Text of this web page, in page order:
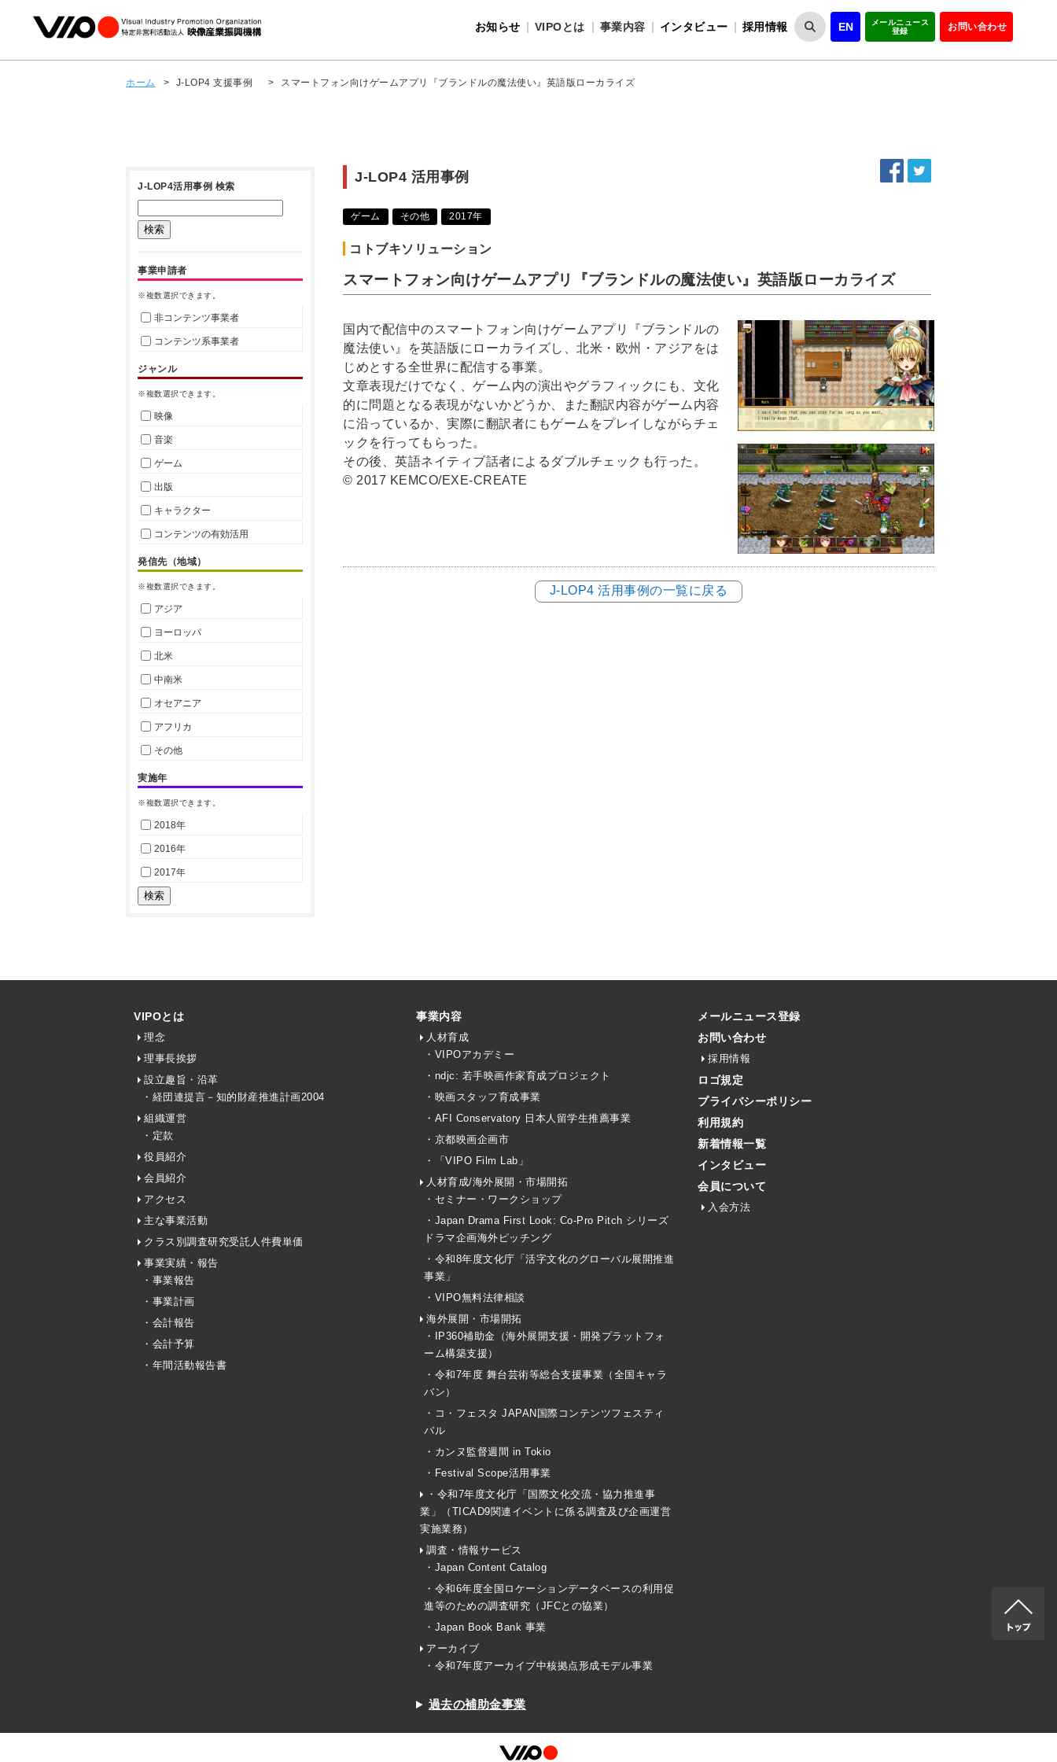
お知らせ VIPOとは
VIPOとは
事業内容
インタビュー 採用情報 EN
メールニュース
登録
お問い合わせ
ホーム > J-LOP4 支援事例 > スマートフォン向けゲームアプリ『ブランドルの魔法使い』英語版ローカライズ
J-LOP4 活用事例
ゲーム その他 2017年
コトブキソリューション
スマートフォン向けゲームアプリ『ブランドルの魔法使い』英語版ローカライズ
国内で配信中のスマートフォン向けゲームアプリ『ブランドルの
魔法使い』を英語版にローカライズし、北米・欧州・アジアをは
じめとする全世界に配信する事業。
文章表現だけでなく、ゲーム内の演出やグラフィックにも、文化
的に問題となる表現がないかどうか、また翻訳内容がゲーム内容
に沿っているか、実際に翻訳者にもゲームをプレイしながらチェ
ックを行ってもらった。
その後、英語ネイティブ話者によるダブルチェックも行った。
© 2017 KEMCO/EXE-CREATE
J-LOP4 活用事例の一覧に戻る
J-LOP4活用事例 検索
事業申請者
※複数選択できます。
非コンテンツ事業者
コンテンツ系事業者
ジャンル
※複数選択できます。
映像
音楽
ゲーム
出版
キャラクター
コンテンツの有効活用
発信先（地域）
※複数選択できます。
アジア
ヨーロッパ
北米
中南米
オセアニア
アフリカ
その他
実施年
※複数選択できます。
2018年
2016年
2017年
VIPOとは
理念
理事長挨拶
設立趣旨・沿革
・経団連提言－知的財産推進計画2004
組織運営
・定款
役員紹介
会員紹介
アクセス
主な事業活動
クラス別調査研究受託人件費単価
事業実績・報告
・事業報告
・事業計画
・会計報告
・会計予算
・年間活動報告書
事業内容
人材育成
・VIPOアカデミー
・ndjc: 若手映画作家育成プロジェクト
・映画スタッフ育成事業
・AFI Conservatory 日本人留学生推薦事業
・京都映画企画市
・「VIPO Film Lab」
人材育成/海外展開・市場開拓
・セミナー・ワークショップ
・Japan Drama First Look: Co-Pro Pitch シリーズ
ドラマ企画海外ピッチング
・令和8年度文化庁「活字文化のグローバル展開推進
事業」
・VIPO無料法律相談
海外展開・市場開拓
・IP360補助金（海外展開支援・開発プラットフォ
ーム構築支援）
・令和7年度 舞台芸術等総合支援事業（全国キャラ
バン）
・コ・フェスタ JAPAN国際コンテンツフェスティ
バル
・カンヌ監督週間 in Tokio
・Festival Scope活用事業
・令和7年度文化庁「国際文化交流・協力推進事
業」（TICAD9関連イベントに係る調査及び企画運営
実施業務）
調査・情報サービス
・Japan Content Catalog
・令和6年度全国ロケーションデータベースの利用促
進等のための調査研究（JFCとの協業）
・Japan Book Bank 事業
アーカイブ
・令和7年度アーカイブ中核拠点形成モデル事業
過去の補助金事業
メールニュース登録
お問い合わせ
採用情報
ロゴ規定
プライバシーポリシー
利用規約
新着情報一覧
インタビュー
会員について
入会方法